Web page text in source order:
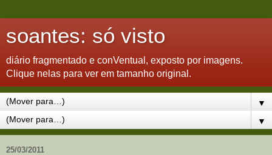
soantes: só visto
diário fragmentado e conVentual, exposto por imagens.
Clique nelas para ver em tamanho original.
▼
▼
25/03/2011